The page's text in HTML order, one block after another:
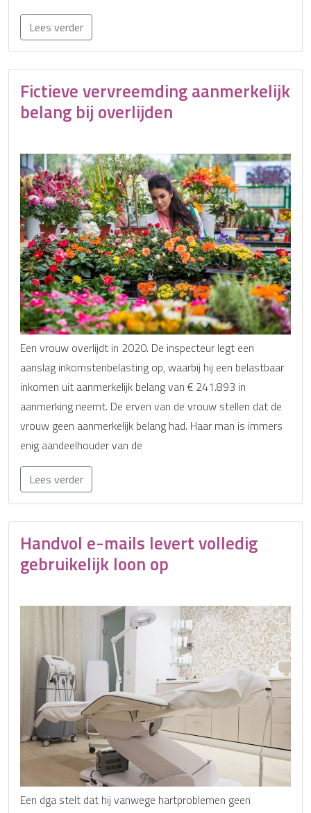
Lees verder
Fictieve vervreemding aanmerkelijk
belang bij overlijden
Een vrouw overlijdt in 2020. De inspecteur legt een
aanslag inkomstenbelasting op, waarbij hij een belastbaar
inkomen uit aanmerkelijk belang van € 241.893 in
aanmerking neemt. De erven van de vrouw stellen dat de
vrouw geen aanmerkelijk belang had. Haar man is immers
enig aandeelhouder van de
Lees verder
Handvol e-mails levert volledig
gebruikelijk loon op
Een dga stelt dat hij vanwege hartproblemen geen